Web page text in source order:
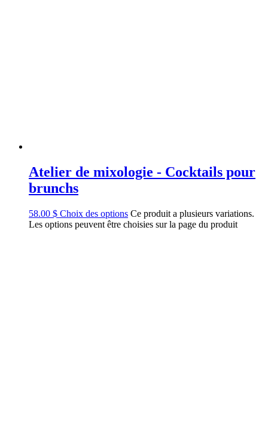
Atelier de mixologie - Cocktails pour
brunchs
58.00 $ Choix des options Ce produit a plusieurs variations.
Les options peuvent être choisies sur la page du produit